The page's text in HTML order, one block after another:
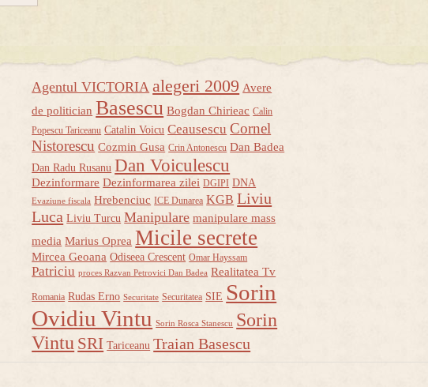
Agentul VICTORIA alegeri 2009 Avere
de politician Basescu Bogdan Chirieac Calin
Popescu Tariceanu Catalin Voicu Ceausescu Cornel
Nistorescu Cozmin Gusa Crin Antonescu Dan Badea
Dan Radu Rusanu Dan Voiculescu
Dezinformare Dezinformarea zilei DGIPI DNA
Evaziune fiscala Hrebenciuc ICE Dunarea KGB Liviu
Luca Liviu Turcu Manipulare manipulare mass
media Marius Oprea Micile secrete
Mircea Geoana Odiseea Crescent Omar Hayssam
Patriciu proces Razvan Petrovici Dan Badea Realitatea Tv
Romania Rudas Erno Securitate Securitatea SIE Sorin
Ovidiu Vintu Sorin Rosca Stanescu Sorin
Vintu SRI Tariceanu Traian Basescu